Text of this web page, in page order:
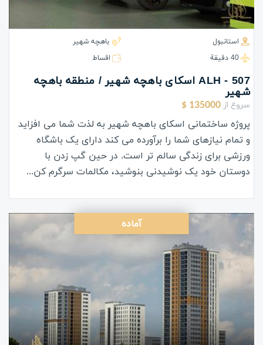
استانبول
باهچه شهیر
40 دقيقة
اقساط
ALH - 507 اسکای باهچه شهیر / منطقه باهچه
شهیر
سروع از 135000 $
پروژه ساختمانی اسکای باهچه شهیر به لذت شما می افزاید
و تمام نیازهای شما را برآورده می کند دارای یک باشگاه
ورزشی برای زندگی سالم تر است. در حین گپ زدن با
دوستان خود یک نوشیدنی بنوشید، مکالمات سرگرم کن...
آماده